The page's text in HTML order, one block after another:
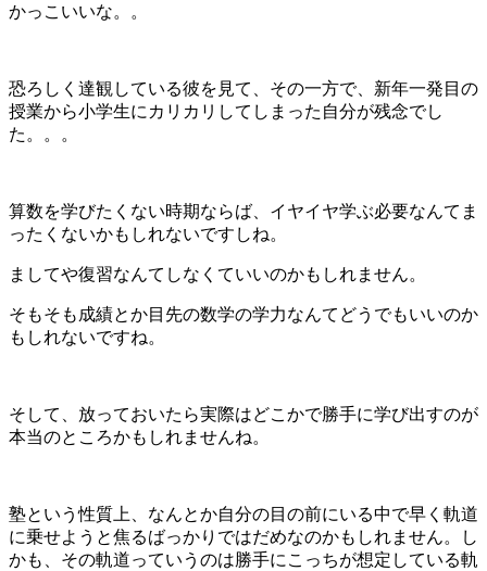
かっこいいな。。
恐ろしく達観している彼を見て、その一方で、新年一発目の
授業から小学生にカリカリしてしまった自分が残念でし
た。。。
算数を学びたくない時期ならば、イヤイヤ学ぶ必要なんてま
ったくないかもしれないですしね。
ましてや復習なんてしなくていいのかもしれません。
そもそも成績とか目先の数学の学力なんてどうでもいいのか
もしれないですね。
そして、放っておいたら実際はどこかで勝手に学び出すのが
本当のところかもしれませんね。
塾という性質上、なんとか自分の目の前にいる中で早く軌道
に乗せようと焦るばっかりではだめなのかもしれません。し
かも、その軌道っていうのは勝手にこっちが想定している軌